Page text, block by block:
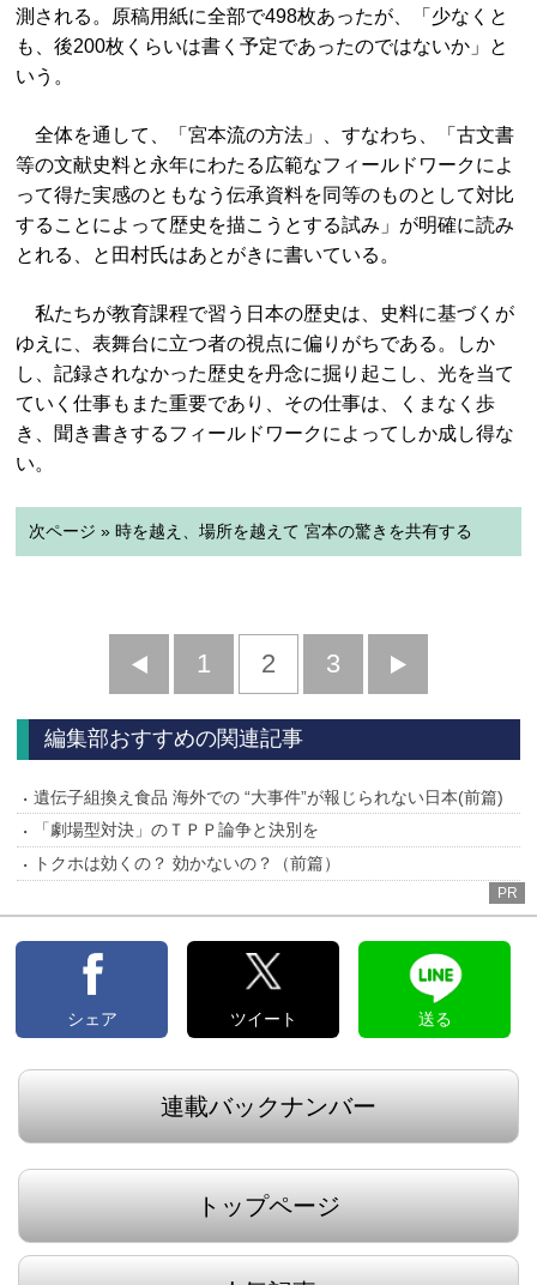
測される。原稿用紙に全部で498枚あったが、「少なくと
も、後200枚くらいは書く予定であったのではないか」と
いう。
全体を通して、「宮本流の方法」、すなわち、「古文書
等の文献史料と永年にわたる広範なフィールドワークによ
って得た実感のともなう伝承資料を同等のものとして対比
することによって歴史を描こうとする試み」が明確に読み
とれる、と田村氏はあとがきに書いている。
私たちが教育課程で習う日本の歴史は、史料に基づくが
ゆえに、表舞台に立つ者の視点に偏りがちである。しか
し、記録されなかった歴史を丹念に掘り起こし、光を当て
ていく仕事もまた重要であり、その仕事は、くまなく歩
き、聞き書きするフィールドワークによってしか成し得な
い。
次ページ » 時を越え、場所を越えて 宮本の驚きを共有する
前
へ
1 2 3
へ
編集部おすすめの関連記事
遺伝子組換え食品 海外での “大事件”が報じられない日本(前篇)
「劇場型対決」のＴＰＰ論争と決別を
トクホは効くの？ 効かないの？（前篇）
PR
シェア ツイート 送る
連載バックナンバー
トップページ